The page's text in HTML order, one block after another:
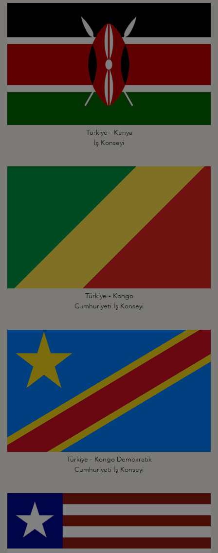
Türkiye - Kenya
İş Konseyi
Türkiye - Kongo
Cumhuriyeti İş Konseyi
Türkiye - Kongo Demokratik
Cumhuriyeti İş Konseyi